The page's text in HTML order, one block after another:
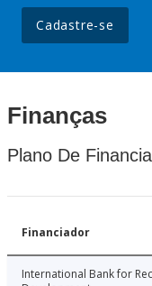
Cadastre-se
Finanças
Plano De
Financiador
International Bank for